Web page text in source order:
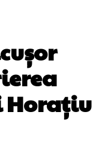
Horațiu